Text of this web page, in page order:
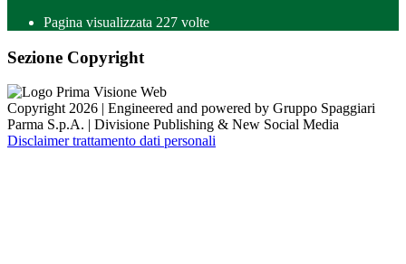
Pagina visualizzata 227 volte
Sezione Copyright
Copyright 2026 | Engineered and powered by Gruppo Spaggiari
Parma S.p.A. | Divisione Publishing & New Social Media
Disclaimer trattamento dati personali